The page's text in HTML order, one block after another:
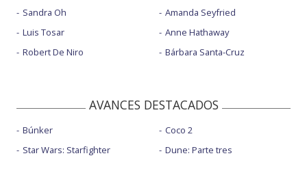
Sandra Oh
Luis Tosar
Robert De Niro
Amanda Seyfried
Anne Hathaway
Bárbara Santa-Cruz
AVANCES DESTACADOS
Búnker
Star Wars: Starfighter
Coco 2
Dune: Parte tres